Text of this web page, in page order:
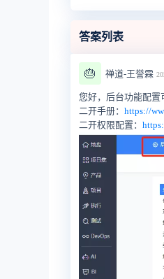
答案列表
🎂 禅道-王誉霖
您好，后台功能配置
二开手册： https://
二开权限配置：